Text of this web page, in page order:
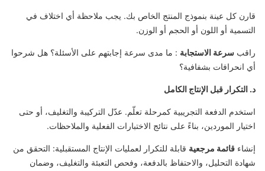
قارن كل عينة بنموذج المنتج الخاص بك. يجب ملاحظة أي اختلاف في
التسمية أو اللون أو الحجم أو الوزن.
راقب سرعة الاستجابة : ما مدى سرعة إجابتهم على الأسئلة؟ هل شرحوا
أي انحرافات بشفافية؟
د. التكرار قبل الإنتاج الكامل
استخدم الدفعة التجريبية كمرحلة تعلّم. عدّل التركيبة والتغليف، أو حتى
اختيار الموردين، بناءً على نتائج الاختبارات الفعلية والملاحظات.
إنشاء قائمة مرجعية قابلة للتكرار لعمليات الإنتاج المستقبلية: التحقق من
شهادة التحليل، والاحتفاظ بالدفعة، وفحص التعبئة والتغليف، وضمان